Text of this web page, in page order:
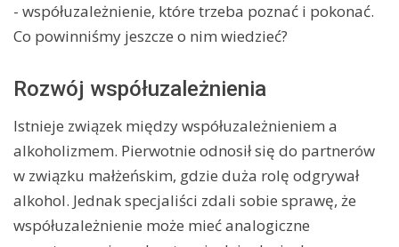
- współuzależnienie, które trzeba poznać i pokonać.
Co powinniśmy jeszcze o nim wiedzieć?
Rozwój współuzależnienia
Istnieje związek między współuzależnieniem a
alkoholizmem. Pierwotnie odnosił się do partnerów
w związku małżeńskim, gdzie duża rolę odgrywał
alkohol. Jednak specjaliści zdali sobie sprawę, że
współuzależnienie może mieć analogiczne